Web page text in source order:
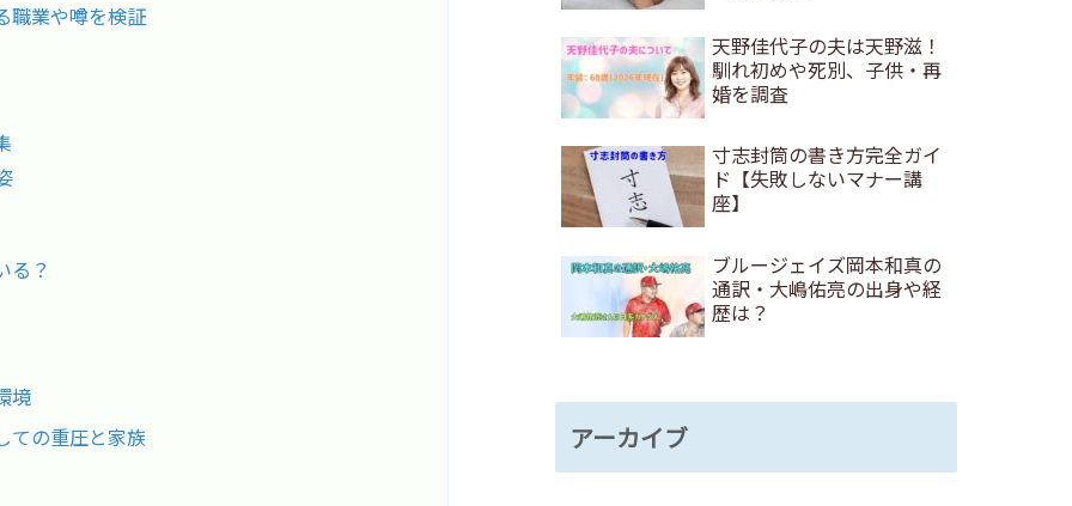
職業や噂を検証
る？
境
ての重圧と家族
天野佳代子の夫は天野滋！
馴れ初めや死別、子供・再
婚を調査
寸志封筒の書き方完全ガイ
ド【失敗しないマナー講
座】
ブルージェイズ岡本和真の
通訳・大嶋佑亮の出身や経
歴は？
アーカイブ